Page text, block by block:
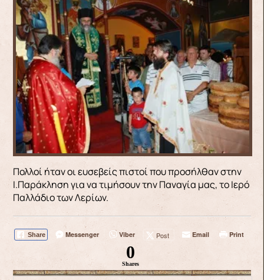
Πολλοί ήταν οι ευσεβείς πιστοί που προσήλθαν στην
Ι.Παράκληση για να τιμήσουν την Παναγία μας, το Ιερό
Παλλάδιο των Λερίων.
Share Messenger Viber Post Email Print
0
Shares